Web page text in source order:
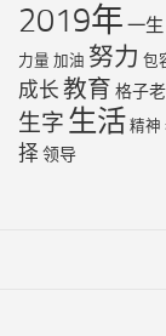
2019年 一生
力量 加油 努力 包
成长 教育 格子
生字 生活 精神
择 领导